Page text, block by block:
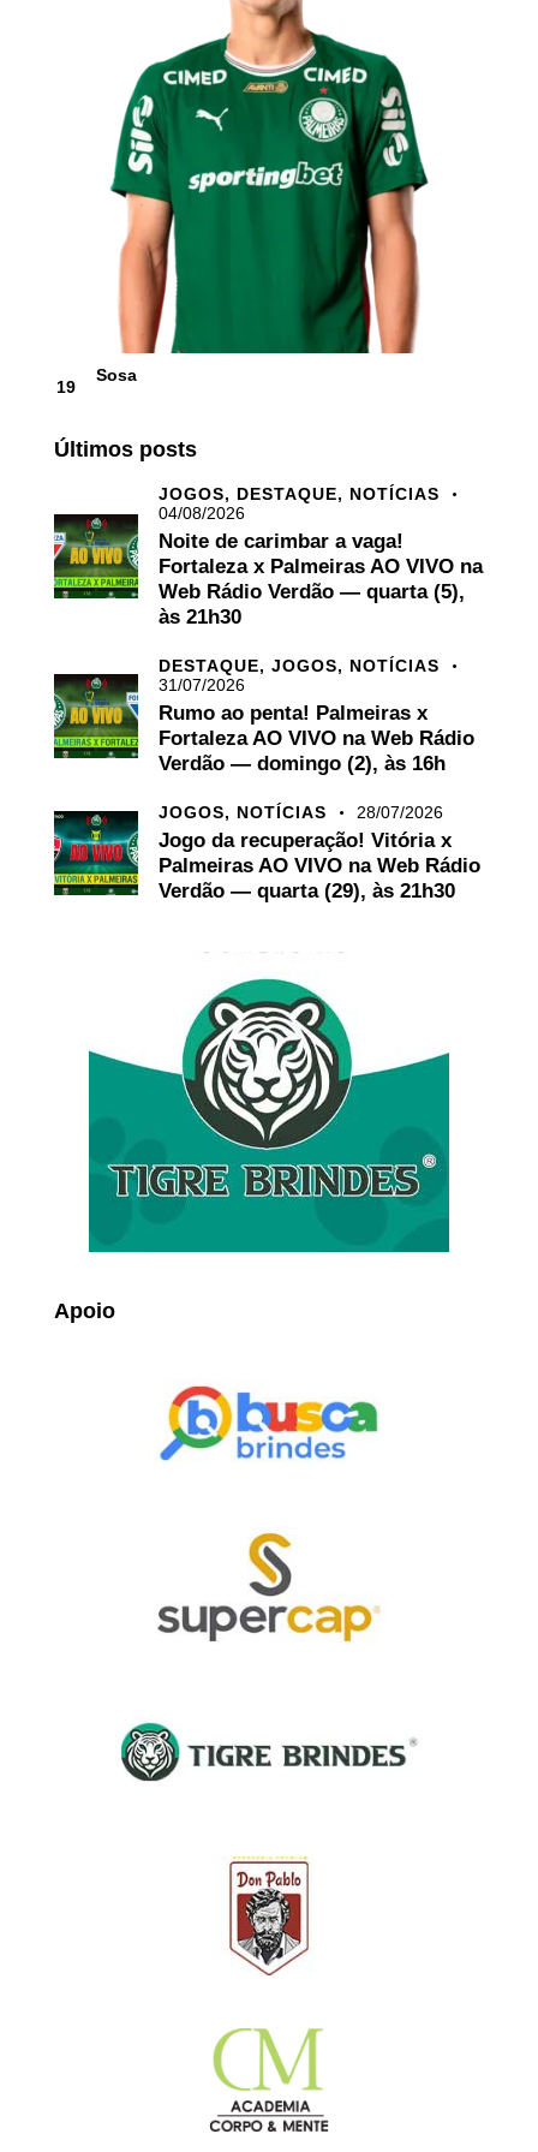
19
Sosa
Últimos posts
JOGOS, DESTAQUE, NOTÍCIAS
04/08/2026
Noite de carimbar a vaga!
Fortaleza x Palmeiras AO VIVO na
Web Rádio Verdão — quarta (5),
às 21h30
DESTAQUE, JOGOS, NOTÍCIAS
31/07/2026
Rumo ao penta! Palmeiras x
Fortaleza AO VIVO na Web Rádio
Verdão — domingo (2), às 16h
JOGOS, NOTÍCIAS 28/07/2026
Jogo da recuperação! Vitória x
Palmeiras AO VIVO na Web Rádio
Verdão — quarta (29), às 21h30
Apoio